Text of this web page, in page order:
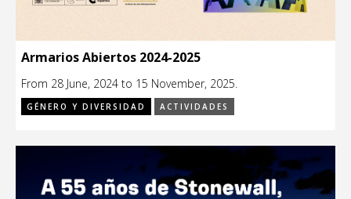
Armarios Abiertos 2024-2025
From 28 June, 2024 to 15 November, 2025.
GÉNERO Y DIVERSIDAD ACTIVIDADES